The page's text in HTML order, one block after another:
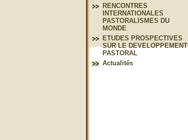
RENCONTRES
INTERNATIONALES
PASTORALISMES DU
MONDE
ETUDES PROSPECTIVES
SUR LE DEVELOPPEMENT
PASTORAL
Actualités